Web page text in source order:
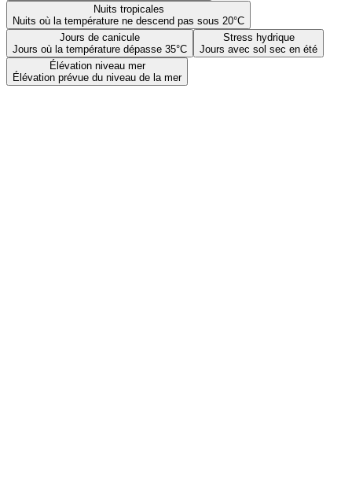
Nuits tropicales
Nuits où la température ne descend pas sous 20°C
Jours de canicule
Jours où la température dépasse 35°C
Stress hydrique
Jours avec sol sec en été
Élévation niveau mer
Élévation prévue du niveau de la mer